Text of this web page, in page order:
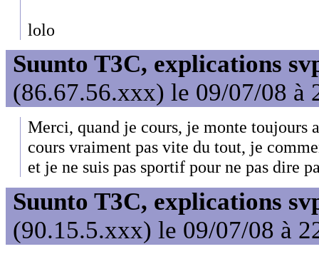
lolo
Suunto T3C, explications
(86.67.56.xxx) le 09/07/08 à
Merci, quand je cours, je monte toujours
cours vraiment pas vite du tout, je
et je ne suis pas sportif pour ne pas dire
Suunto T3C, explications
(90.15.5.xxx) le 09/07/08 à